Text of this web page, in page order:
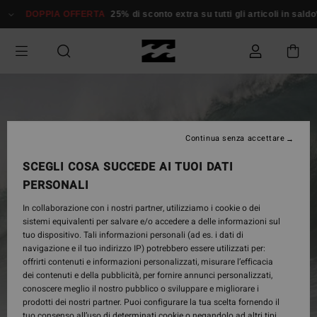
DOPPIA OFFERTA 25% di sconto extra su tutti gli articoli in saldo*
SCEGLI COSA SUCCEDE AI TUOI DATI
PERSONALI
In collaborazione con i nostri partner, utilizziamo i cookie o dei
sistemi equivalenti per salvare e/o accedere a delle informazioni sul
tuo dispositivo. Tali informazioni personali (ad es. i dati di
navigazione e il tuo indirizzo IP) potrebbero essere utilizzati per:
offrirti contenuti e informazioni personalizzati, misurare l’efficacia
dei contenuti e della pubblicità, per fornire annunci personalizzati,
conoscere meglio il nostro pubblico o sviluppare e migliorare i
prodotti dei nostri partner. Puoi configurare la tua scelta fornendo il
Continua senza accettare